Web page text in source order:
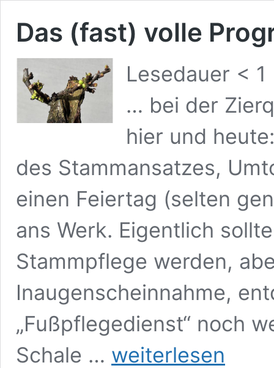
Das (fast) volle
Lesedauer < 1
… bei der
hier und
des Stammansatzes,
einen Feiertag (selten
ans Werk. Eigentlich
Stammpflege werden,
Inaugenscheinnahme,
„Fußpflegedienst“ noch
Schale …
(fast)
weiterlesen